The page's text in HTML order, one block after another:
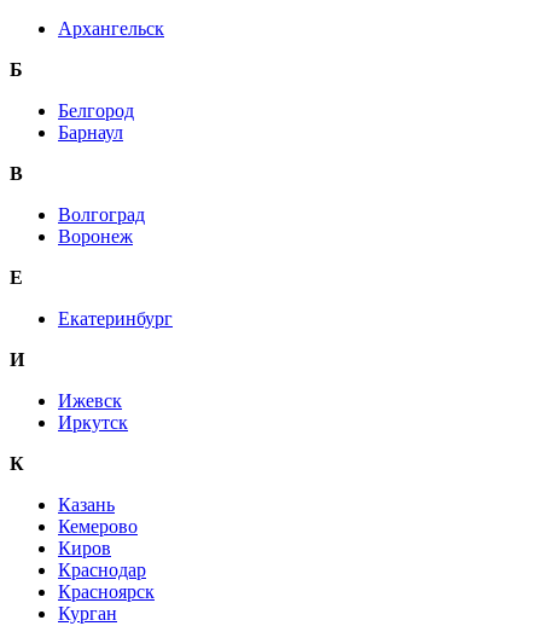
Архангельск
Б
Белгород
Барнаул
В
Волгоград
Воронеж
E
Екатеринбург
И
Ижевск
Иркутск
К
Казань
Кемерово
Киров
Краснодар
Красноярск
Курган